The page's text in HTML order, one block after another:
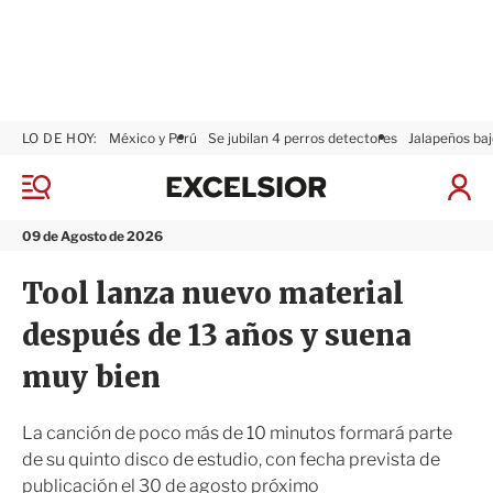
M
n
09 de Agosto de 2026
LO DE HOY: México y Perú Se jubilan 4 perros detectores Jalapeños
I
x
s
i
r
Tool lanza nuevo material
después de 13 años y suena
muy bien
La canción de poco más de 10 minutos formará parte
de su quinto disco de estudio, con fecha prevista de
publicación el 30 de agosto próximo